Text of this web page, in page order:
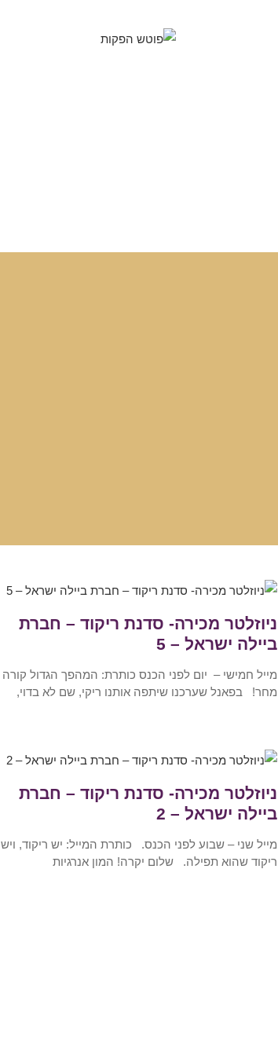
ניוזלטר מכירה- סדנת ריקוד – חברת
ביילה ישראל – 5
מייל חמישי – יום לפני הכנס כותרת: המהפך הגדול קורה
מחר! בפאנל שערכנו שיתפה אותנו ריקי, שם לא בדוי,
ניוזלטר מכירה- סדנת ריקוד – חברת
ביילה ישראל – 2
מייל שני – שבוע לפני הכנס. כותרת המייל: יש ריקוד, ויש
ריקוד שהוא תפילה. שלום יקרה! המון אנרגיות